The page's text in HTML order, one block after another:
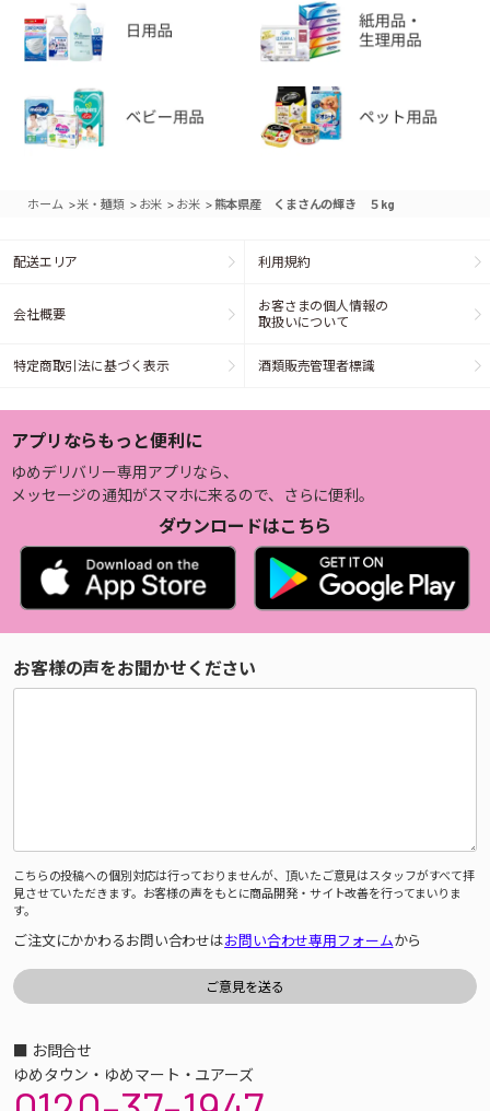
ホーム >米・麺類 > お米 > お米 >熊本県産 くまさんの輝き ５kg
配送エリア 利用規約
会社概要
お客さまの個人情報の
取扱いについて
特定商取引法に基づく表示 酒類販売管理者標識
アプリならもっと便利に
ゆめデリバリー専用アプリなら、
メッセージの通知がスマホに来るので、さらに便利。
ダウンロードはこちら
お客様の声をお聞かせください
こちらの投稿への個別対応は行っておりませんが、頂いたご意見はスタッフがすべて拝
見させていただきます。お客様の声をもとに商品開発・サイト改善を行ってまいりま
す。
ご注文にかかわるお問い合わせはお問い合わせ専用フォームから
■ お問合せ
ゆめタウン・ゆめマート・ユアーズ